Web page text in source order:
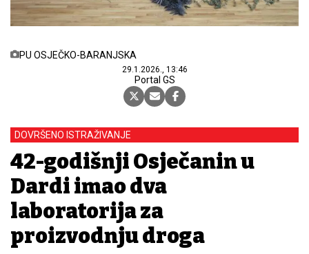
PU OSJEČKO-BARANJSKA
29.1.2026., 13:46
Portal GS
DOVRŠENO ISTRAŽIVANJE
42-godišnji Osječanin u
Dardi imao dva
laboratorija za
proizvodnju droga